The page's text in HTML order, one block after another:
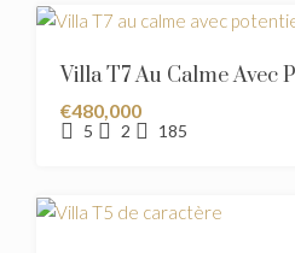
Villa T7 Au Calme Avec
€480,000
5 2 185